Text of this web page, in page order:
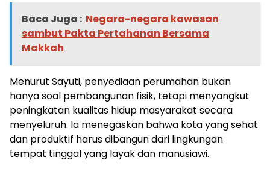
Baca Juga : Negara-negara kawasan
sambut Pakta Pertahanan Bersama
Makkah
Menurut Sayuti, penyediaan perumahan bukan
hanya soal pembangunan fisik, tetapi menyangkut
peningkatan kualitas hidup masyarakat secara
menyeluruh. Ia menegaskan bahwa kota yang sehat
dan produktif harus dibangun dari lingkungan
tempat tinggal yang layak dan manusiawi.